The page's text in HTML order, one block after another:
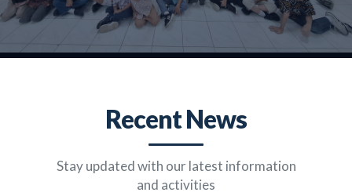
Recent News
Stay updated with our latest information
and activities